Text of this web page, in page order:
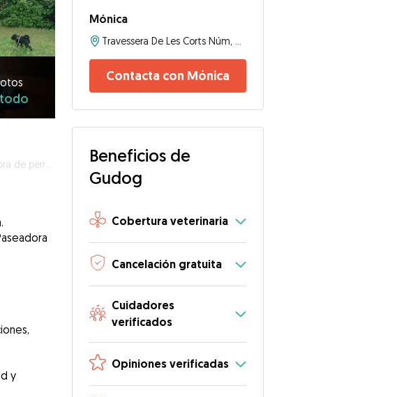
/ Dogscare - Dogstrainer
y
Mónica
Contacta con Mónica
Beneficios de
Gudog
Cobertura veterinaria
Cancelación gratuita
Cuidadores
verificados
Opiniones verificadas